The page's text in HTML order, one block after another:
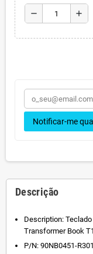
remove add
Notificar-me
Descrição
Description:
Transformer Book
P/N: 90NB0451-